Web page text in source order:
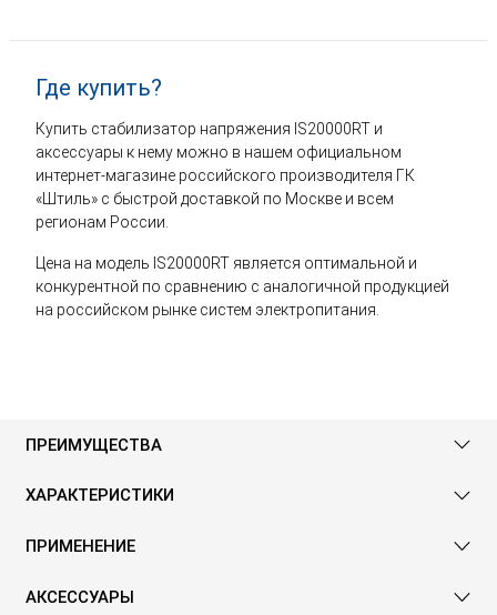
Где купить?
Купить стабилизатор напряжения IS20000RT и
аксессуары к нему можно в нашем официальном
интернет-магазине российского производителя ГК
«Штиль» с быстрой доставкой по Москве и всем
регионам России.
Цена на модель IS20000RT является оптимальной и
конкурентной по сравнению с аналогичной продукцией
на российском рынке систем электропитания.
ПРЕИМУЩЕСТВА
ХАРАКТЕРИСТИКИ
ПРИМЕНЕНИЕ
АКСЕССУАРЫ